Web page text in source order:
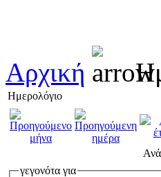
Αρχική
Ημερολόγιο
γεγονότα για